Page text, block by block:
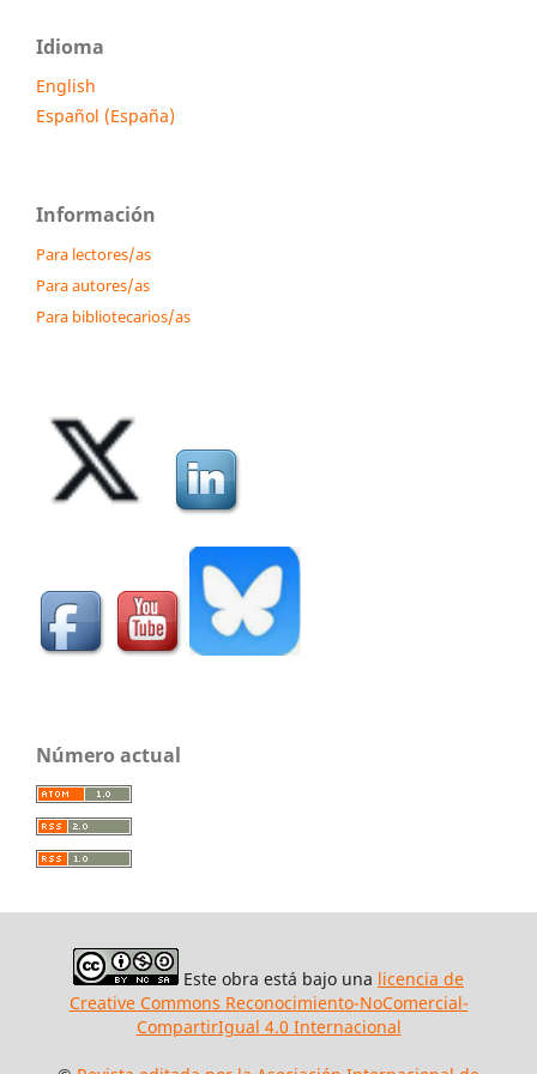
Idioma
English
Español (España)
Información
Para lectores/as
Para autores/as
Para bibliotecarios/as
Número actual
Este obra está bajo una licencia de
Creative Commons Reconocimiento-NoComercial-
CompartirIgual 4.0 Internacional